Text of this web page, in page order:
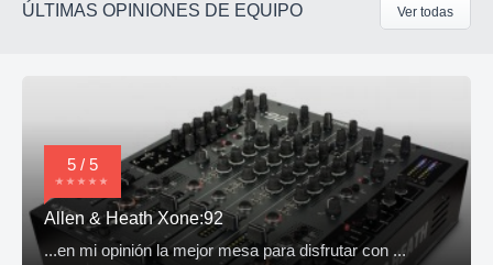
ÚLTIMAS OPINIONES DE EQUIPO Ver todas
5 / 5
Allen & Heath Xone:92
...en mi opinión la mejor mesa para disfrutar con ...